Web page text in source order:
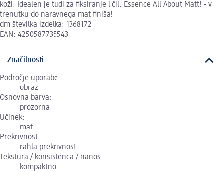
koži. Idealen je tudi za fiksiranje ličil. Essence All About Matt! - v
trenutku do naravnega mat finiša!
dm številka izdelka: 1368172
EAN: 4250587735543
Značilnosti
Področje uporabe:
obraz
Osnovna barva:
prozorna
Učinek:
mat
Prekrivnost:
rahla prekrivnost
Tekstura / konsistenca / nanos:
kompaktno